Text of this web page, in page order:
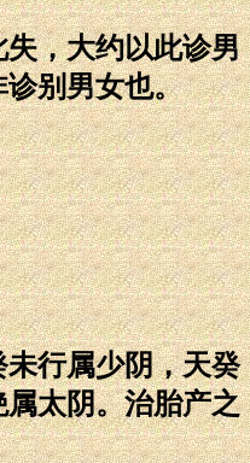
，大约以此诊男
别男女也。
行属少阴，天癸
太阴。治胎产之